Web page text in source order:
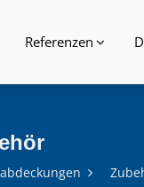
Referenzen